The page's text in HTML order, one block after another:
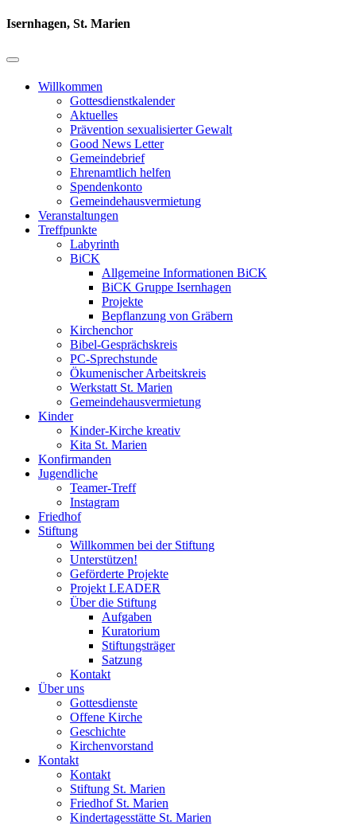
Isernhagen, St. Marien
Willkommen
Gottesdienstkalender
Aktuelles
Prävention sexualisierter Gewalt
Good News Letter
Gemeindebrief
Ehrenamtlich helfen
Spendenkonto
Gemeindehausvermietung
Veranstaltungen
Treffpunkte
Labyrinth
BiCK
Allgemeine Informationen BiCK
BiCK Gruppe Isernhagen
Projekte
Bepflanzung von Gräbern
Kirchenchor
Bibel-Gesprächskreis
PC-Sprechstunde
Ökumenischer Arbeitskreis
Werkstatt St. Marien
Gemeindehausvermietung
Kinder
Kinder-Kirche kreativ
Kita St. Marien
Konfirmanden
Jugendliche
Teamer-Treff
Instagram
Friedhof
Stiftung
Willkommen bei der Stiftung
Unterstützen!
Geförderte Projekte
Projekt LEADER
Über die Stiftung
Aufgaben
Kuratorium
Stiftungsträger
Satzung
Kontakt
Über uns
Gottesdienste
Offene Kirche
Geschichte
Kirchenvorstand
Kontakt
Kontakt
Stiftung St. Marien
Friedhof St. Marien
Kindertagesstätte St. Marien